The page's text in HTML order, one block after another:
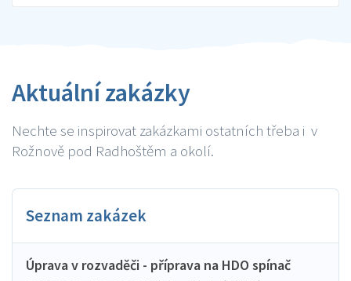
Aktuální zakázky
Nechte se inspirovat zakázkami ostatních třeba i v
Rožnově pod Radhoštěm a okolí.
Seznam zakázek
Úprava v rozvaděči - příprava na HDO spínač